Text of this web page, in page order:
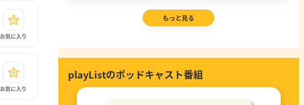
お気に入り
お気に入り
もっと見る
playListのポッドキャスト番組